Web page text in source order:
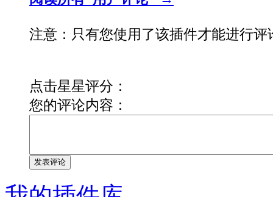
注意：只有您使用了该插件才能进行评
点击星星评分：
您的评论内容：
发表评论